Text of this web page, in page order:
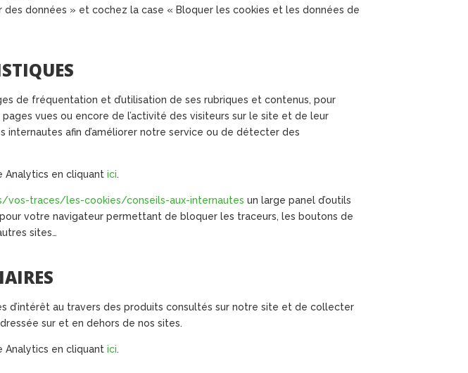
données » et cochez la case « Bloquer les cookies et les données de
de fréquentation et d’utilisation de ses rubriques et contenus, pour
vues ou encore de l’activité des visiteurs sur le site et de leur
afin d’améliorer notre service ou de détecter des
Analytics en cliquant ici.
traces/les-cookies/conseils-aux-internautes un large panel d’outils
votre navigateur permettant de bloquer les traceurs, les boutons de
sites…
d’intérêt au travers des produits consultés sur notre site et de collecter
sur et en dehors de nos sites.
Analytics en cliquant ici.